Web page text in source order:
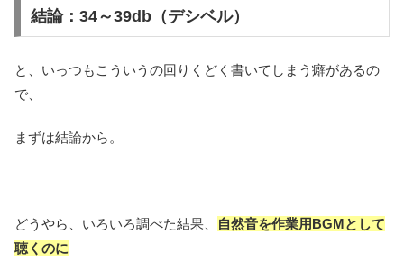
結論：34～39db（デシベル）
と、いっつもこういうの回りくどく書いてしまう癖があるの
で、
まずは結論から。
どうやら、いろいろ調べた結果、
自然音を作業用BGMとして
聴くのに